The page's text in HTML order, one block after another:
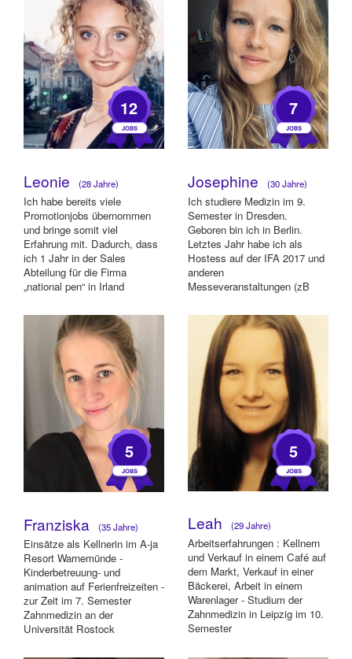
12
Leonie (28 Jahre)
Ich habe bereits viele
Promotionjobs übernommen
und bringe somit viel
Erfahrung mit. Dadurch, dass
ich 1 Jahr in der Sales
Abteilung für die Firma
„national pen“ in Irland
7
Josephine (30 Jahre)
Ich studiere Medizin im 9.
Semester in Dresden.
Geboren bin ich in Berlin.
Letztes Jahr habe ich als
Hostess auf der IFA 2017 und
anderen
Messeveranstaltungen (zB
gearbeitet. ...
5
Franziska (35 Jahre)
Einsätze als Kellnerin im A-ja
Resort Warnemünde -
Kinderbetreuung- und
animation auf Ferienfreizeiten -
zur Zeit im 7. Semester
Zahnmedizin an der
Universität Rostock
5
Leah (29 Jahre)
Arbeitserfahrungen : Kellnern
und Verkauf in einem Café auf
dem Markt, Verkauf in einer
Bäckerei, Arbeit in einem
Warenlager - Studium der
Zahnmedizin in Leipzig im 10.
Semester